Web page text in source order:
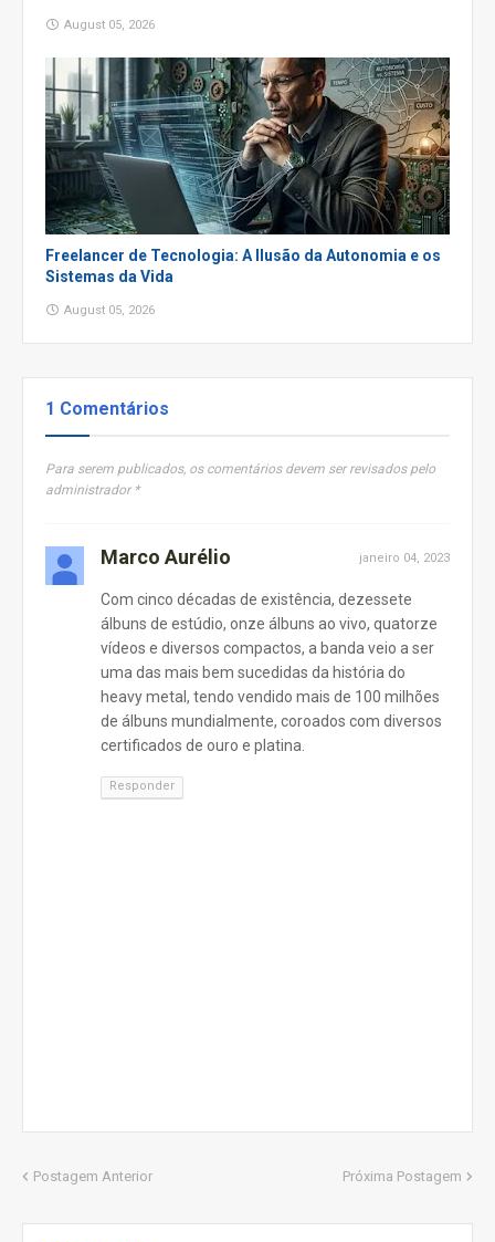
August 05, 2026
Freelancer de Tecnologia: A Ilusão da Autonomia e os
Sistemas da Vida
August 05, 2026
1 Comentários
Para serem publicados, os comentários devem ser revisados pelo
administrador *
Marco Aurélio janeiro 04, 2023
Com cinco décadas de existência, dezessete
álbuns de estúdio, onze álbuns ao vivo, quatorze
vídeos e diversos compactos, a banda veio a ser
uma das mais bem sucedidas da história do
heavy metal, tendo vendido mais de 100 milhões
de álbuns mundialmente, coroados com diversos
certificados de ouro e platina.
Responder
Postagem Anterior Próxima Postagem